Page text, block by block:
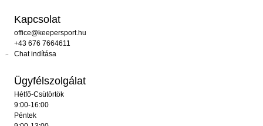
Kapcsolat
office@keepersport.hu
+43 676 7664611
Chat indítása
Ügyfélszolgálat
Hétfő-Csütörtök
9:00-16:00
Péntek